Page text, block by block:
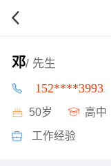
邓/ 先生
152****3993
50岁 高中
工作经验